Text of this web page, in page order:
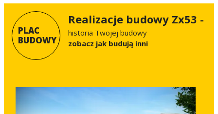
PLAC
BUDOWY
Realizacje budowy Zx53 -
historia Twojej budowy
Zobacz jak budują inni